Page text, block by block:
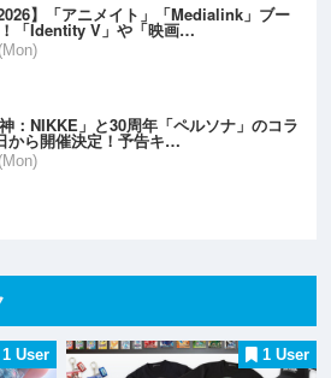
】「アニメイト」「Medialink」ブー
「Identity V」や「映画…
神：NIKKE」と30周年「ペルソナ」のコラ
から開催決定！予告キ…
1 User 1 User